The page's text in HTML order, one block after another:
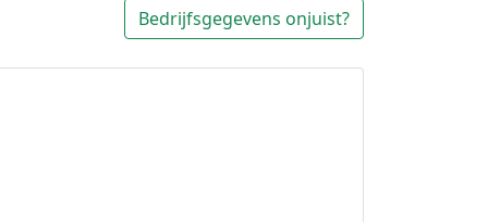
Bedrijfsgegevens onjuist?